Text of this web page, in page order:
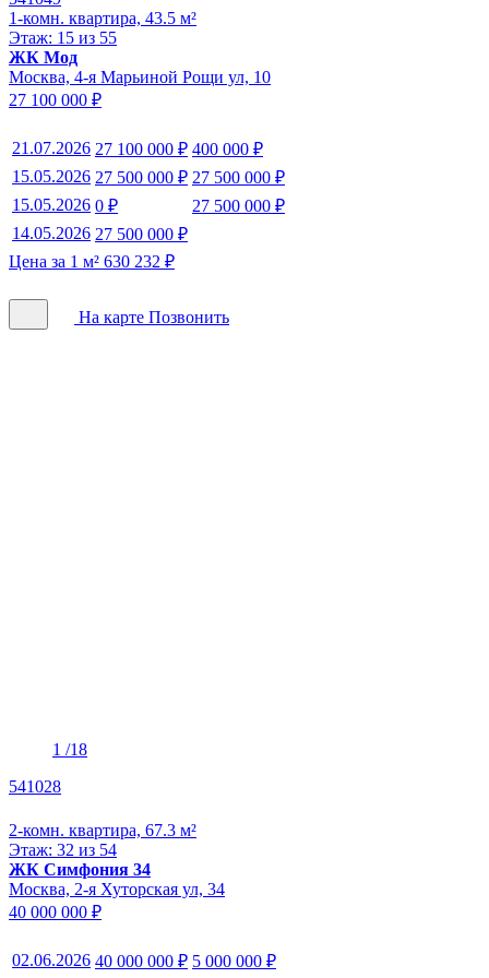
1-комн. квартира, 43.5 м²
Этаж: 15 из 55
ЖК Мод
Москва, 4-я Марьиной Рощи ул, 10
27 100 000 ₽
21.07.2026 27 100 000 ₽ 400 000 ₽
15.05.2026 27 500 000 ₽ 27 500 000 ₽
15.05.2026 0 ₽
27 500 000 ₽
14.05.2026 27 500 000 ₽
Цена за 1 м² 630 232 ₽
На карте Позвонить
1 /18
541028
2-комн. квартира, 67.3 м²
Этаж: 32 из 54
ЖК Симфония 34
Москва, 2-я Хуторская ул, 34
40 000 000 ₽
02.06.2026 40 000 000 ₽ 5 000 000 ₽